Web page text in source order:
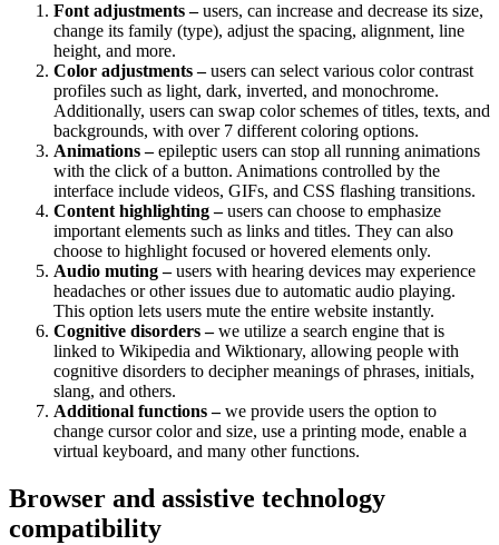
Font adjustments –users, can increase and decrease its size,
change its family (type), adjust the spacing, alignment, line
height, and more.
Color adjustments –users can select various color contrast
profiles such as light, dark, inverted, and monochrome.
Additionally, users can swap color schemes of titles, texts, and
backgrounds, with over 7 different coloring options.
Animations –epileptic users can stop all running animations
with the click of a button. Animations controlled by the
interface include videos, GIFs, and CSS flashing transitions.
Content highlighting –users can choose to emphasize
important elements such as links and titles. They can also
choose to highlight focused or hovered elements only.
Audio muting –users with hearing devices may experience
headaches or other issues due to automatic audio playing.
This option lets users mute the entire website instantly.
Cognitive disorders –we utilize a search engine that is
linked to Wikipedia and Wiktionary, allowing people with
cognitive disorders to decipher meanings of phrases, initials,
slang, and others.
Additional functions –we provide users the option to
change cursor color and size, use a printing mode, enable a
virtual keyboard, and many other functions.
Browser and assistive technology
compatibility